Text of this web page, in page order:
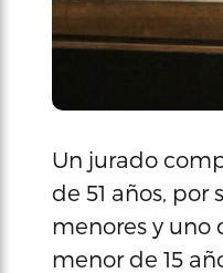
Un jurado
de 51 años, por
menores y uno
menor de 15